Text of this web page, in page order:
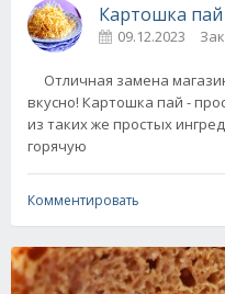
Картошка
09.12.2023
Отличная замена
вкусно! Картошка пай -
из таких же простых
горячую
Комментировать